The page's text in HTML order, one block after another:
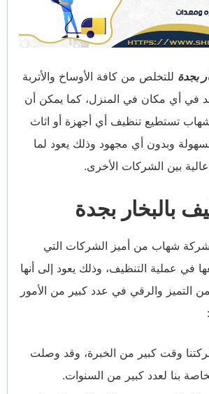
بجدة للتخلص من كافة الأوساخ والأتربة
في أي مكان في المنزل، كما يمكن أن
تستطيع تنظيف أي أجهزة أو اثاث
وبدون أي مجهود وذلك يعود لما
بين الشركات الأخرى.
بالبخار بجدة
شركة شهاب من أميز الشركات التي
في عملية التنظيف، وذلك يعود إلى أنها
التميز والرقي في عدد كبير من الأمور
وقت كبير من الخبرة، وقد وصلت
بنا لعدد كبير من السنوات.